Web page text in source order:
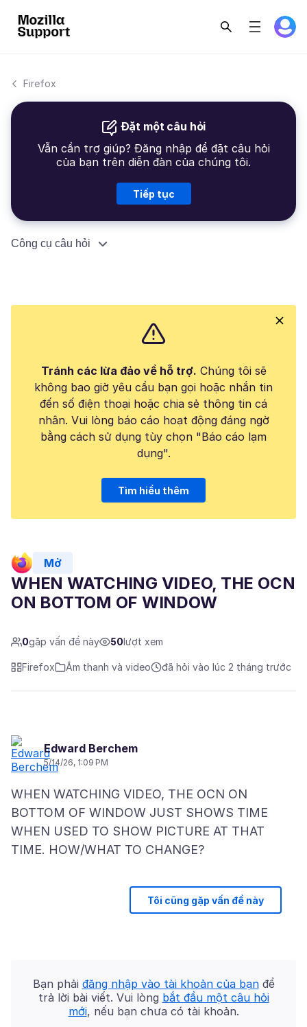
Firefox
Đặt một câu hỏi
Vẫn cần trợ giúp? Đăng nhập để đặt câu hỏi
của bạn trên diễn đàn của chúng tôi.
Tiếp tục
Công cụ câu hỏi
Tránh các lừa đảo về hỗ trợ. Chúng tôi sẽ
không bao giờ yêu cầu bạn gọi hoặc nhắn tin
đến số điện thoại hoặc chia sẻ thông tin cá
nhân. Vui lòng báo cáo hoạt động đáng ngờ
bằng cách sử dụng tùy chọn "Báo cáo lạm
dụng".
Tìm hiểu thêm
Mở
WHEN WATCHING VIDEO, THE OCN
ON BOTTOM OF WINDOW
0gặp vấn đề này 50lượt xem
Firefox Âm thanh và video đã hỏi vào lúc 2 tháng trước
Edward Berchem
5/14/26, 1:09 PM
WHEN WATCHING VIDEO, THE OCN ON
BOTTOM OF WINDOW JUST SHOWS TIME
WHEN USED TO SHOW PICTURE AT THAT
Tôi cũng gặp vấn đề này
Bạn phải đăng nhập vào tài khoản của bạnđể
trả lời bài viết. Vui lòng bắt đầu một câu hỏi
mới, nếu bạn chưa có tài khoản.